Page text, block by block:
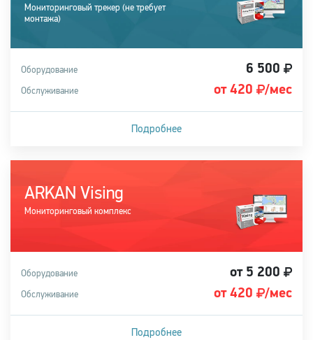
Мониторинговый трекер (не требует
монтажа)
Оборудование 6 500
Обслуживание от 420 /мес
Подробнее
Купить систему
ARKAN Vising
Мониторинговый комплекс
Оборудование от 5 200
Обслуживание от 420 /мес
Подробнее